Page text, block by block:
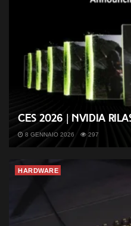
CES 2026 | Nvidia
8 GENNAIO 2026 297
HARDWARE